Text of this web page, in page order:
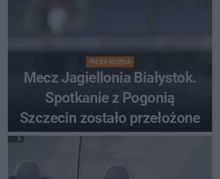
PIŁKA NOŻNA
Mecz Jagiellonia Białystok.
Spotkanie z Pogonią
Szczecin zostało przełożone